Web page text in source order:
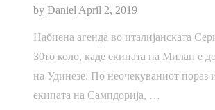
by Daniel April 2, 2019
Набиена агенда во италијанската
30то коло, каде екипата на Милан е
на Удинезе. По неочекуваниот пораз
екипата на Сампдорија, …